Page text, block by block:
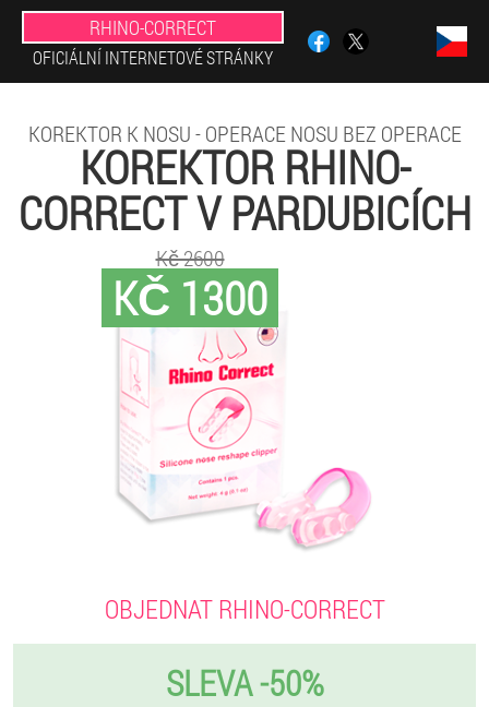
RHINO-CORRECT
OFICIÁLNÍ INTERNETOVÉ STRÁNKY
KOREKTOR K NOSU - OPERACE NOSU BEZ OPERACE
KOREKTOR RHINO-
CORRECT V PARDUBICÍCH
KČ 1300
Kč 2600
OBJEDNAT RHINO-CORRECT
SLEVA -50%